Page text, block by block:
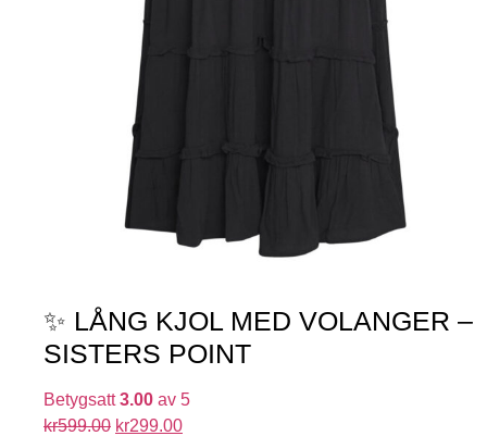
✨ LÅNG KJOL MED VOLANGER –
SISTERS POINT
Betygsatt3.00 av 5
kr599.00 kr299.00